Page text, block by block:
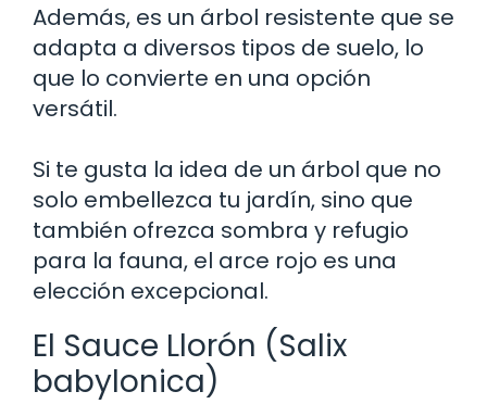
Además, es un árbol resistente que se
adapta a diversos tipos de suelo, lo
que lo convierte en una opción
versátil.
Si te gusta la idea de un árbol que no
solo embellezca tu jardín, sino que
también ofrezca sombra y refugio
para la fauna, el arce rojo es una
elección excepcional.
El Sauce Llorón (Salix
babylonica)